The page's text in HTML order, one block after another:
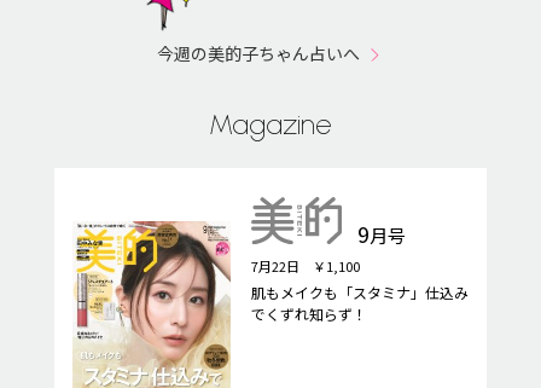
今週の美的子ちゃん占いへ
Magazine
9月号
7月22日 ￥1,100
肌もメイクも「スタミナ」仕込み
でくずれ知らず！